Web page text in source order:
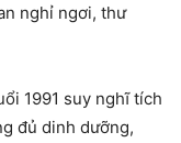
nghỉ ngơi, thư
1991 suy nghĩ tích
đủ dinh dưỡng,